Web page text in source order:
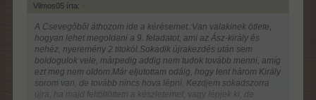
Vilmos05 írta: ↑
A Csevegőből áthozom ide a kérésemet.:Van valakinek ötlete,
hogyan lehet megoldani a 9. feladatot, ami az Ász-király és
nehéz, nyeremény 2 titokól.Sokadik újrakezdés után sem
boldogulok vele, márpedig addig nem tudok tovább menni, amíg
ezt meg nem oldom.Már eljutottam odáig, hogy lent három Király
sorom van, de tovább nincs hova lépni. Kezdjem sokadszorra
újra, ha majd feltöltöttem a készletemet, vagy lépjek ki, de